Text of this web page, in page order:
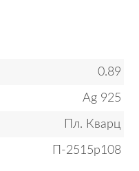
0.89
Ag 925
Пл. Кварц
П-2515р108